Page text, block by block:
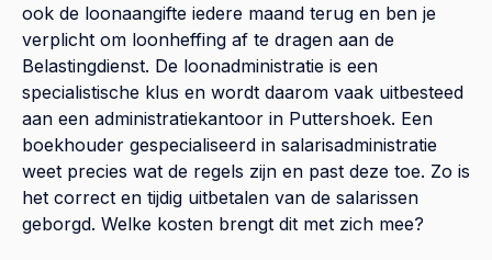
ook de loonaangifte iedere maand terug en ben je
verplicht om loonheffing af te dragen aan de
Belastingdienst. De loonadministratie is een
specialistische klus en wordt daarom vaak uitbesteed
aan een administratiekantoor in Puttershoek. Een
boekhouder gespecialiseerd in salarisadministratie
weet precies wat de regels zijn en past deze toe. Zo is
het correct en tijdig uitbetalen van de salarissen
geborgd. Welke kosten brengt dit met zich mee?